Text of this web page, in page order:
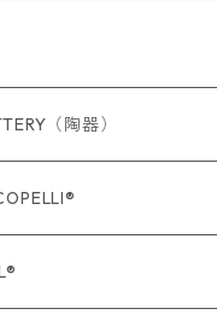
（陶器）
量限定